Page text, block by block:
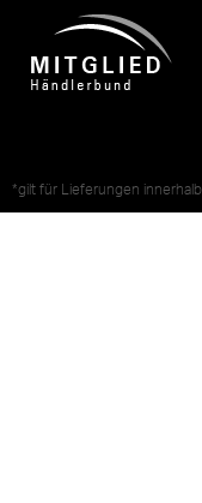
*gilt für Lieferungen